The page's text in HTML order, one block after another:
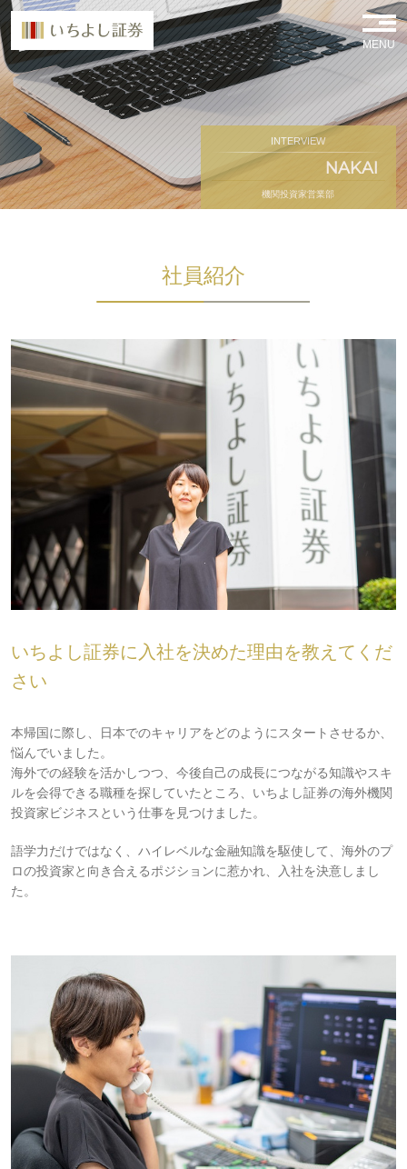
MENU
INTERVIEW
NAKAI
機関投資家営業部
社員紹介
いちよし証券に入社を決めた理由を教えてくだ
さい
本帰国に際し、日本でのキャリアをどのようにスタートさせるか、
悩んでいました。
海外での経験を活かしつつ、今後自己の成長につながる知識やスキ
ルを会得できる職種を探していたところ、いちよし証券の海外機関
投資家ビジネスという仕事を見つけました。
語学力だけではなく、ハイレベルな金融知識を駆使して、海外のプ
ロの投資家と向き合えるポジションに惹かれ、入社を決意しまし
た。